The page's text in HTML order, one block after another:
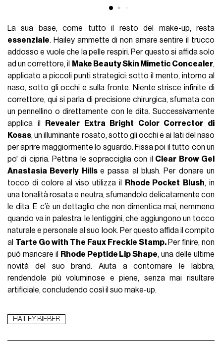
La sua base, come tutto il resto del make-up, resta
essenziale. Hailey ammette di non amare sentire il trucco
addosso e vuole che la pelle respiri. Per questo si affida solo
ad un correttore, il
Make Beauty Skin Mimetic Concealer,
applicato a piccoli punti strategici: sotto il mento, intorno al
naso, sotto gli occhi e sulla fronte. Niente strisce infinite di
correttore, qui si parla di precisione chirurgica, sfumata con
un pennellino o direttamente con le dita. Successivamente
applica il
Revealer Extra Bright Color Corrector di
Kosas, un illuminante rosato, sotto gli occhi e ai lati del naso
per aprire maggiormente lo sguardo. Fissa poi il tutto con un
po' di cipria. Pettina le sopracciglia con il Clear Brow Gel
Anastasia Beverly Hillse passa al blush. Per donare un
tocco di colore al viso utilizza il
Rhode Pocket Blush, in
una tonalità rosata e neutra, sfumandolo delicatamente con
le dita. E c’è un dettaglio che non dimentica mai, nemmeno
quando va in palestra: le lentiggini, che aggiungono un tocco
naturale e personale al suo look. Per questo affida il compito
al Tarte Go with The Faux Freckle Stamp. Per finire, non
può mancare il
Rhode Peptide Lip Shape, una delle ultime
novità del suo brand. Aiuta a contornare le labbra,
rendendole più voluminose e piene, senza mai risultare
artificiale, concludendo così il suo make-up.
HAILEY BIEBER